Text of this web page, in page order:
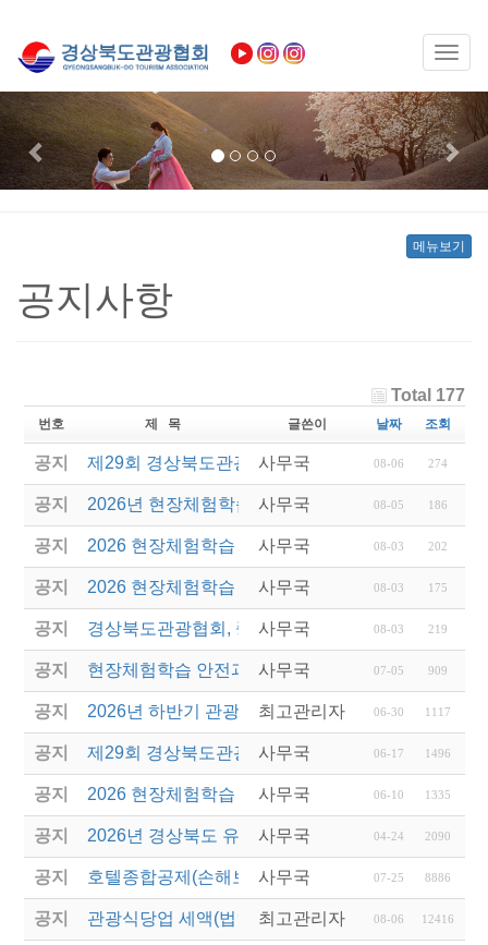
Previous
메뉴보기
공지사항
Total 177
번호 제 목 글쓴이 날짜 조회
공지 제29회 경상북도관광기념품공모전 결과발표
사무국 08-06 274
공지 2026년 현장체험학습 안전과정(신규.재강습) 교육
사무국 08-05 186
공지 2026 현장체험학습 안전과정 교육(신규. 재강습)
사무국 08-03 202
공지 2026 현장체험학습 안전과정(신규. 재강습) 교육 성
사무국 08-03 175
공지 경상북도관광협회, 중국 단동 해외여행상품 개발 팸
사무국 08-03 219
공지 현장체험학습 안전과정(신규/재강습) 안내
사무국 07-05 909
공지 2026년 하반기 관광진흥개발기금 융자 시행 안내
최고관리자 06-30 1117
공지 제29회 경상북도관광기념품공모전 개최
사무국 06-17 1496
공지 2026 현장체험학습 안전과정(신규.재강습)
사무국 06-10 1335
공지 2026년 경상북도 유니크베뉴를 활용한 MICE행사
사무국 04-24 2090
공지 호텔종합공제(손해보험) 서비스 안내
사무국 07-25 8886
공지 관광식당업 세액(법인세 및 소득세)감면 제도 안내
최고관리자 08-06 12416